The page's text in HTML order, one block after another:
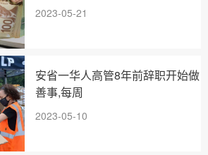
2023-05-21
安省一华人高管8年前辞职开始做
善事,每周
2023-05-10